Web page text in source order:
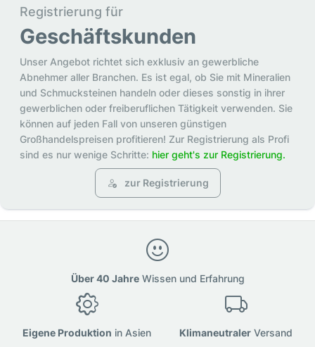
Registrierung für
Geschäftskunden
Unser Angebot richtet sich exklusiv an gewerbliche
Abnehmer aller Branchen. Es ist egal, ob Sie mit Mineralien
und Schmucksteinen handeln oder dieses sonstig in ihrer
gewerblichen oder freiberuflichen Tätigkeit verwenden. Sie
können auf jeden Fall von unseren günstigen
Großhandelspreisen profitieren! Zur Registrierung als Profi
sind es nur wenige Schritte: hier geht's zur Registrierung.
zur Registrierung
Über 40 JahreWissen und Erfahrung
Eigene Produktion in Asien Klimaneutraler Versand